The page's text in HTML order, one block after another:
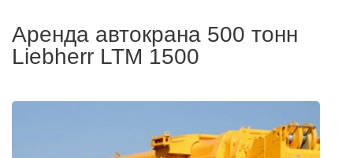
Аренда автокрана 500 тонн
Liebherr LTM 1500